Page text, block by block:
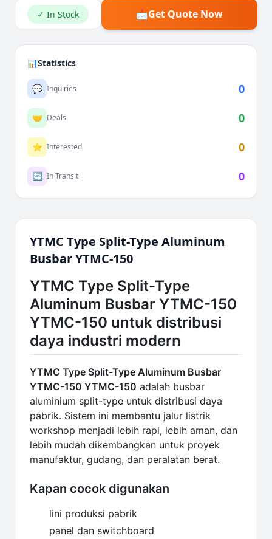
✓ In Stock 📩Get Quote Now
📊Statistics
💬 Inquiries 0
🤝 Deals 0
⭐ Interested 0
🔄 In Transit 0
YTMC Type Split-Type Aluminum
Busbar YTMC-150
YTMC Type Split-Type
Aluminum Busbar YTMC-150
YTMC-150 untuk distribusi
daya industri modern
YTMC Type Split-Type Aluminum Busbar
YTMC-150 YTMC-150 adalah busbar
aluminium split-type untuk distribusi daya
pabrik. Sistem ini membantu jalur listrik
workshop menjadi lebih rapi, lebih aman, dan
lebih mudah dikembangkan untuk proyek
manufaktur, gudang, dan peralatan berat.
Kapan cocok digunakan
lini produksi pabrik
panel dan switchboard